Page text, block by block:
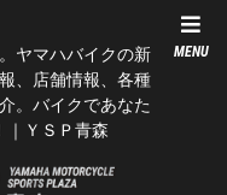
MENU
ヤマハバイクの新
、店舗情報、各種
。バイクであなた
｜ＹＳＰ青森